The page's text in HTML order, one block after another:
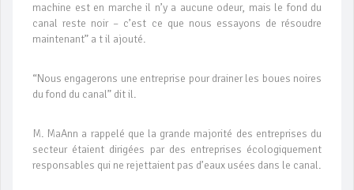
machine est en marche il n’y a aucune odeur, mais le fond du
canal reste noir – c’est ce que nous essayons de résoudre
maintenant” a t il ajouté.
“Nous engagerons une entreprise pour drainer les boues noires
du fond du canal” dit il.
M. MaAnn a rappelé que la grande majorité des entreprises du
secteur étaient dirigées par des entreprises écologiquement
responsables qui ne rejettaient pas d’eaux usées dans le canal.